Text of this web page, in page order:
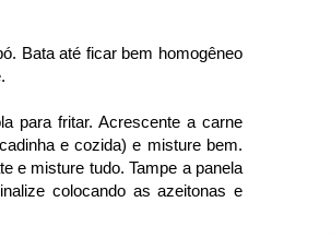
Bata até ficar bem homogêneo
para fritar. Acrescente a carne
e cozida) e misture bem.
e misture tudo. Tampe a panela
colocando as azeitonas e